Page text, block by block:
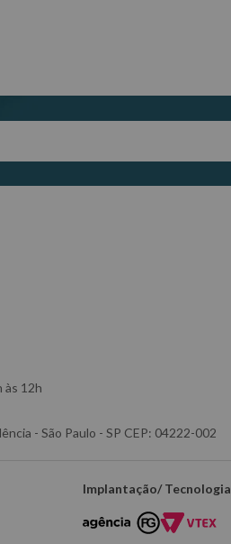
às 12h
- São Paulo - SP CEP: 04222-002
Implantação/ Tecnologia